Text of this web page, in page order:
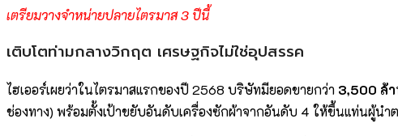
เตรียมวางจำหน่ายปลายไตรมาส 3 ปีนี้
เติบโตท่ามกลางวิกฤต เศรษฐกิจไม่ใช่อุปสรรค
ไฮเออร์เผยว่าในไตรมาสแรกของปี 2568 บริษัทมียอดขายกว่า 3,500 ล้
ช่องทาง) พร้อมตั้งเป้าขยับอันดับเครื่องซักผ้าจากอันดับ 4 ให้ขึ้นแท่นผู้นำต